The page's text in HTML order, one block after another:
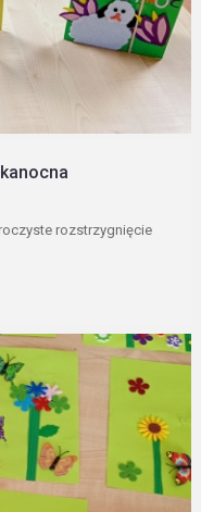
rozstrzygnięcie